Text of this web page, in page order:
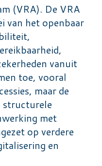
(VRA). De VRA
van het openbaar
vanuit
toe, vooral
maar de
structurele
met
op verdere
en